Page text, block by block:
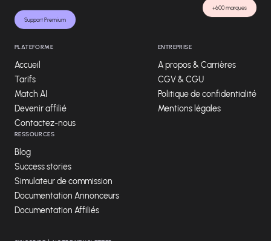
Support Premium
+600 marques
PLATEFORME
Accueil
Tarifs
Match AI
Devenir affilié
Contactez-nous
ENTREPRISE
A propos & Carrières
CGV & CGU
Politique de confidentialité
Mentions légales
RESSOURCES
Blog
Success stories
Simulateur de commission
Documentation Annonceurs
Documentation Affiliés